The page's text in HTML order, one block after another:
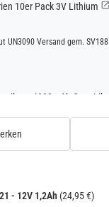
10er Pack 3V Lithium
UN3090 Versand gem. SV188
4000mAh Grau Lila
UN3480 Versand gem. SV188
- 12V 1,2Ah (24,95 €)